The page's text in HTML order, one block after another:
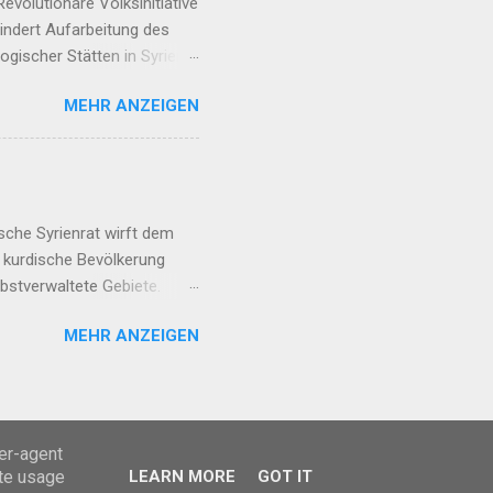
Aufarbeitung des
Stätten in Syrien
braucht Frauen-
Kriegsverbrechen Irans
MEHR ANZEIGEN
Syrienrat wirft dem
Bevölkerung
Gebiete.
die kurdische, ehemalige
MEHR ANZEIGEN
agent
usage
LEARN MORE GOT IT